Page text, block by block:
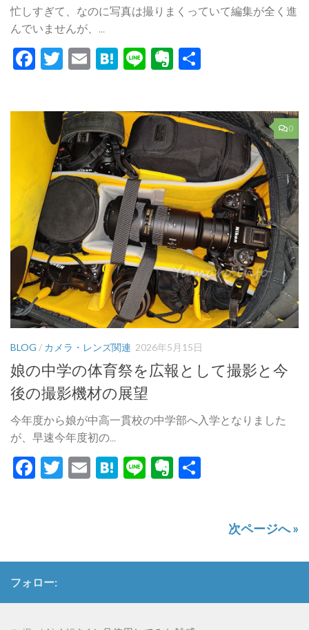
忙しすぎて、なのに写真は撮りまくっていて編集が全く進
んでいませんが、...
Facebook
Twitter
EmailHatena
LineEvernote
0
BLOG / カメラ・レンズ関連 2026年5月15日
娘の中学の体育祭を広報として撮影と今
後の撮影機材の展望
今年度から娘が中高一貫校の中学部へ入学となりました
が、早速今年度初の...
Facebook
Twitter
EmailHatena
LineEvernote
次ページへ »
フォロー: